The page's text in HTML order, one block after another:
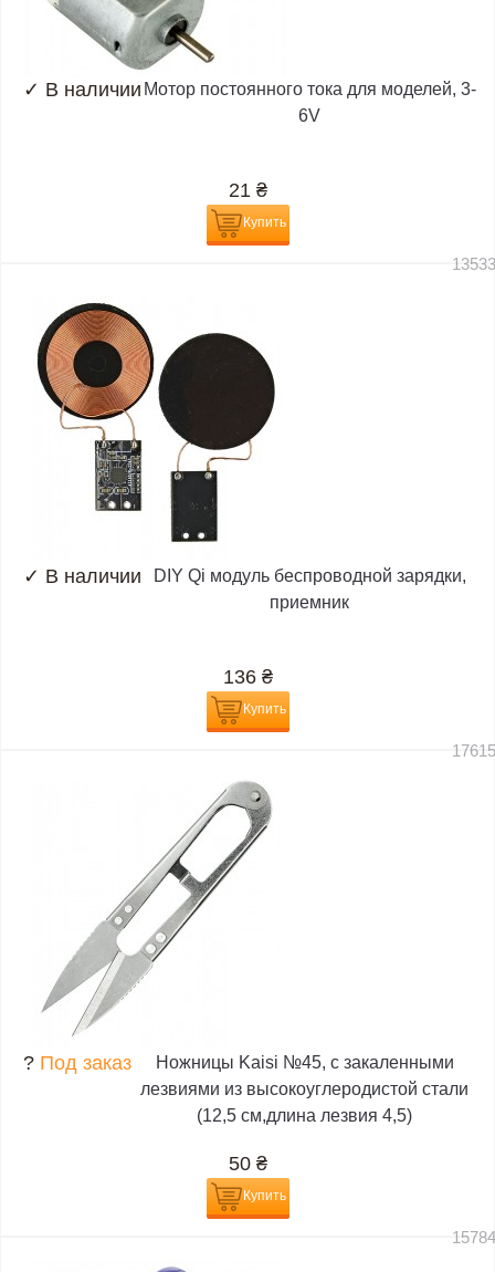
✓ В наличии Мотор постоянного тока для моделей, 3-
6V
21 ₴
Купить
✓ В наличии
DIY Qi модуль беспроводной зарядки,
приемник
136 ₴
Купить
? Под заказ
Ножницы Kaisi №45, с закаленными
лезвиями из высокоуглеродистой стали
(12,5 см,длина лезвия 4,5)
50 ₴
Купить